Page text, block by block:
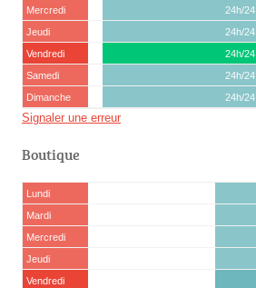
Mercredi
24h/24
Jeudi
24h/24
Vendredi
24h/24
Samedi
24h/24
Dimanche
24h/24
Signaler une erreur
Boutique
Lundi
Mardi
Mercredi
Jeudi
Vendredi